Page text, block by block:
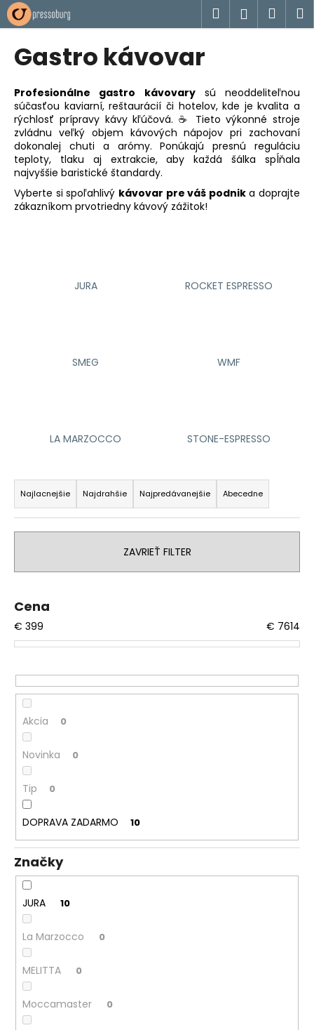
Prejsť
na
obsah
Hľadať
Gastro kávovar
Profesionálne gastro kávovarysú neoddeliteľnou
súčasťou kaviarní, reštaurácií či hotelov, kde je kvalita a
rýchlosť prípravy kávy kľúčová. ☕ Tieto výkonné stroje
zvládnu veľký objem kávových nápojov pri zachovaní
dokonalej chuti a arómy. Ponúkajú presnú reguláciu
teploty, tlaku aj extrakcie, aby každá šálka spĺňala
najvyššie baristické štandardy.
Vyberte si spoľahlivý kávovar pre váš podnika doprajte
zákazníkom prvotriedny kávový zážitok!
JURA ROCKET ESPRESSO
SMEG WMF
LA MARZOCCO STONE-ESPRESSO
R
a
d
e
i
p
r
o
u
k
o
v
Najlacnejšie Najdrahšie Najpredávanejšie Abecedne
ZAVRIEŤ FILTER
Cena
€ 399 € 7614
Akcia 0
Novinka 0
Tip 0
DOPRAVA ZADARMO 10
Značky
JURA 10
La Marzocco 0
MELITTA 0
Moccamaster 0
K
o
o
p
o
t
r
e
b
HĽADAŤ
O
p
r
ú
č
a
e